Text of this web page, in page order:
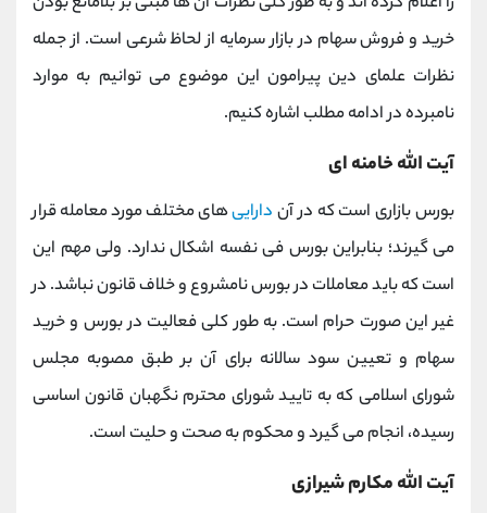
خرید و فروش سهام در بازار سرمایه از لحاظ شرعی است. از جمله
نظرات علمای دین پیرامون این موضوع می توانیم به موارد
نامبرده در ادامه مطلب اشاره کنیم.
آیت الله خامنه ای
بورس بازاری است که در آن داراییهای مختلف مورد معامله قرار
می گیرند؛ بنابراین بورس فی نفسه اشکال ندارد. ولی مهم این
است که باید معاملات در بورس نامشروع و خلاف قانون نباشد. در
غیر این صورت حرام است. به طور کلی فعالیت در بورس و خرید
سهام و تعیین سود سالانه برای آن بر طبق مصوبه مجلس
شورای اسلامی که به تایید شورای محترم نگهبان قانون اساسی
رسیده، انجام می گیرد و محکوم به صحت و حلیت است.
آیت الله مکارم شیرازی